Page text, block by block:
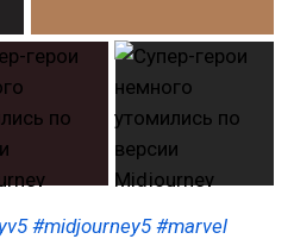
#midjourney5 #marvel